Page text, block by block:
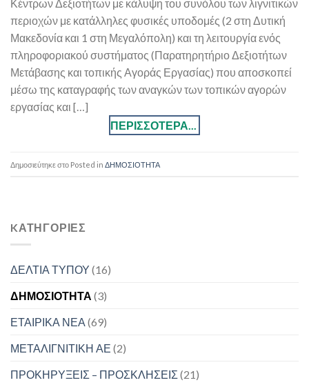
Κέντρων Δεξιοτήτων με κάλυψη του συνόλου των λιγνιτικών
περιοχών με κατάλληλες φυσικές υποδομές (2 στη Δυτική
Μακεδονία και 1 στη Μεγαλόπολη) και τη λειτουργία ενός
πληροφοριακού συστήματος (Παρατηρητήριο Δεξιοτήτων
Μετάβασης και τοπικής Αγοράς Εργασίας) που αποσκοπεί
μέσω της καταγραφής των αναγκών των τοπικών αγορών
εργασίας και […]
Posted in ΔΗΜΟΣΙΟΤΗΤΑ
KΑΤΗΓΟΡΊΕΣ
ΔΕΛΤΙΑ ΤΥΠΟΥ (16)
ΔΗΜΟΣΙΟΤΗΤΑ (3)
ΕΤΑΙΡΙΚΑ ΝΕΑ (69)
ΜΕΤΑΛΙΓΝΙΤΙΚΗ ΑΕ (2)
ΠΡΟΚΗΡΥΞΕΙΣ – ΠΡΟΣΚΛΗΣΕΙΣ (21)